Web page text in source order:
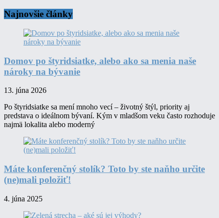
Najnovšie články
Domov po štyridsiatke, alebo ako sa menia naše
nároky na bývanie
13. júna 2026
Po štyridsiatke sa mení mnoho vecí – životný štýl, priority aj
predstava o ideálnom bývaní. Kým v mladšom veku často rozhoduje
najmä lokalita alebo moderný
Máte konferenčný stolík? Toto by ste naňho určite
(ne)mali položiť!
4. júna 2025